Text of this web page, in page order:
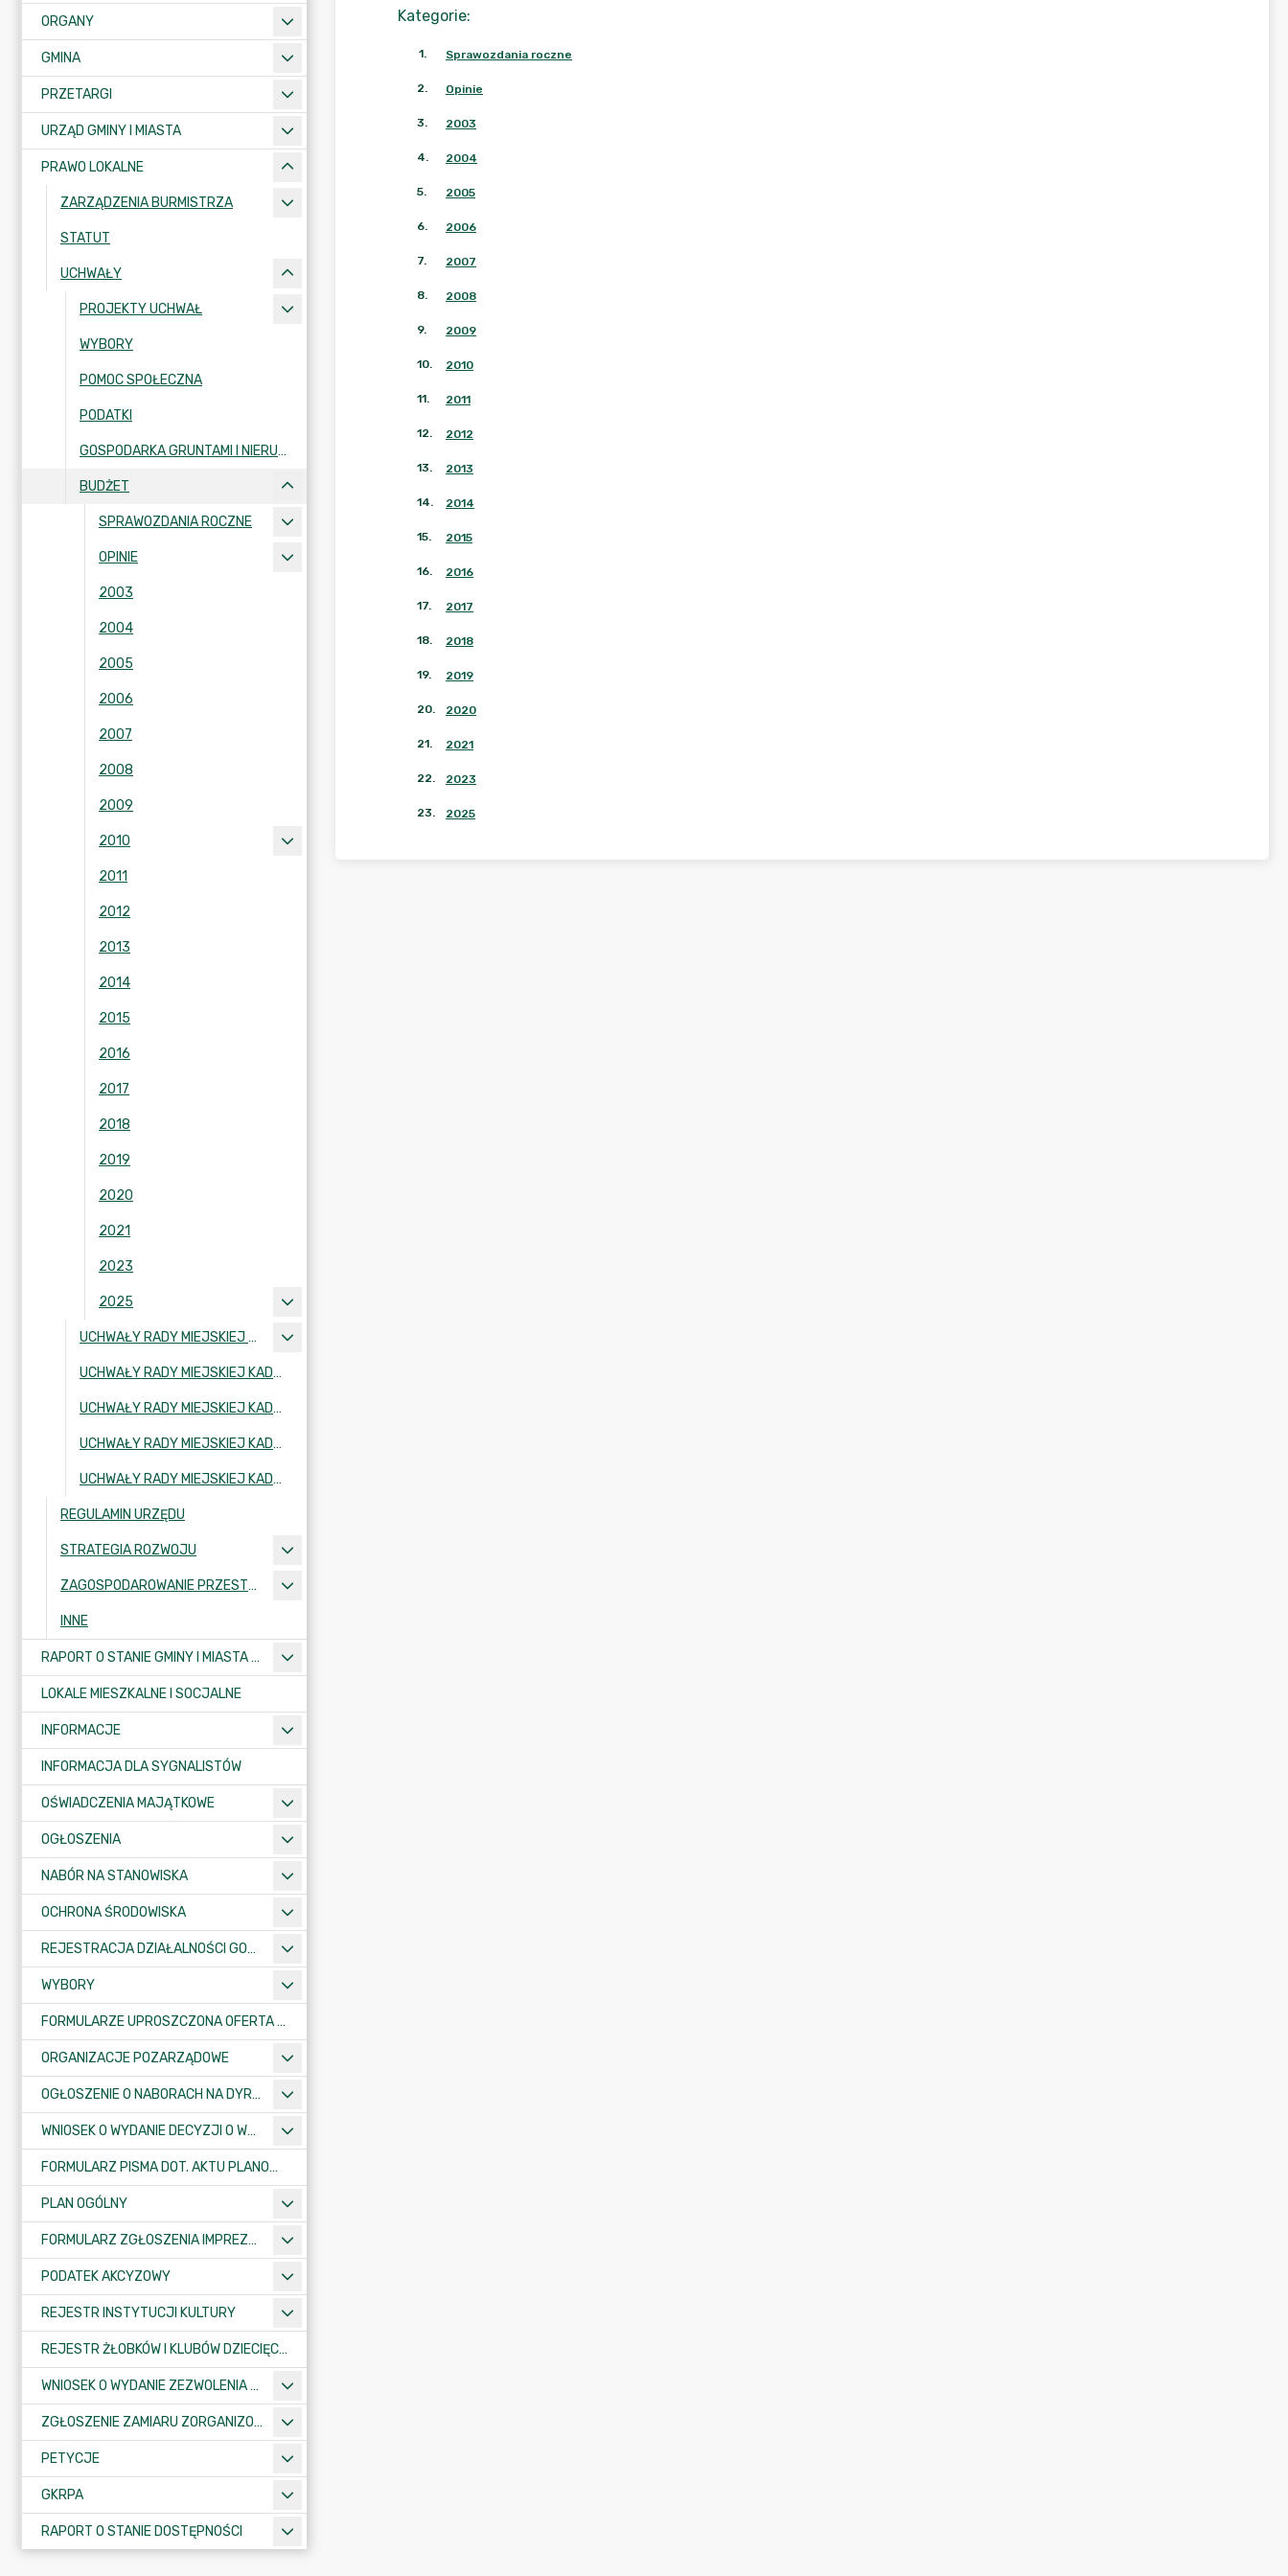
ORGANY
GMINA
PRZETARGI
URZĄD GMINY I MIASTA
PRAWO LOKALNE
ZARZĄDZENIA BURMISTRZA
STATUT
UCHWAŁY
PROJEKTY UCHWAŁ
WYBORY
POMOC SPOŁECZNA
PODATKI
GOSPODARKA GRUNTAMI I NIERUCHOMOŚCIAMI
BUDŻET
SPRAWOZDANIA ROCZNE
OPINIE
2003
2004
2005
2006
2007
2008
2009
2010
2011
2012
2013
2014
2015
2016
2017
2018
2019
2020
2021
2023
2025
UCHWAŁY RADY MIEJSKIEJ KADENCJA 2002-2006
UCHWAŁY RADY MIEJSKIEJ KADENCJA 2006-2010
UCHWAŁY RADY MIEJSKIEJ KADENCJA 2010-2014
UCHWAŁY RADY MIEJSKIEJ KADENCJA 2018-2024
UCHWAŁY RADY MIEJSKIEJ KADENCJA 2024-2029
REGULAMIN URZĘDU
STRATEGIA ROZWOJU
ZAGOSPODAROWANIE PRZESTRZENNE
INNE
RAPORT O STANIE GMINY I MIASTA KRAJENKA
LOKALE MIESZKALNE I SOCJALNE
INFORMACJE
INFORMACJA DLA SYGNALISTÓW
OŚWIADCZENIA MAJĄTKOWE
OGŁOSZENIA
NABÓR NA STANOWISKA
OCHRONA ŚRODOWISKA
REJESTRACJA DZIAŁALNOŚCI GOSPODARCZEJ
WYBORY
FORMULARZE UPROSZCZONA OFERTA WYKONANIA ZADANIA PUBLICZNEGO
ORGANIZACJE POZARZĄDOWE
OGŁOSZENIE O NABORACH NA DYREKTORÓW PLACÓWEK OŚWIATOWYCH
WNIOSEK O WYDANIE DECYZJI O WARUNKACH ZABUDOWY/O USTALENIE INWESTYCJI CELU PUBLICZNEGO
FORMULARZ PISMA DOT. AKTU PLANOWANIA PRZESTRZENNEGO
PLAN OGÓLNY
FORMULARZ ZGŁOSZENIA IMPREZY SPORTOWO-REKREACYJNEJ, ARTYSTYCZNEJ LUB ROZRYWKOWEJ
PODATEK AKCYZOWY
REJESTR INSTYTUCJI KULTURY
REJESTR ŻŁOBKÓW I KLUBÓW DZIECIĘCYCH
WNIOSEK O WYDANIE ZEZWOLENIA NA ZAJĘCIE PASA DROGOWEGO
ZGŁOSZENIE ZAMIARU ZORGANIZOWANIA ZGROMADZENIA
PETYCJE
GKRPA
RAPORT O STANIE DOSTĘPNOŚCI
Kategorie:
1. Sprawozdania roczne
2. Opinie
3. 2003
4. 2004
5. 2005
6. 2006
7. 2007
8. 2008
9. 2009
10. 2010
11. 2011
12. 2012
13. 2013
14. 2014
15. 2015
16. 2016
17. 2017
18. 2018
19. 2019
20. 2020
21. 2021
22. 2023
23. 2025